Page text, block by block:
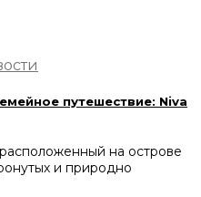
путешествие: Niva
на острове
и природно